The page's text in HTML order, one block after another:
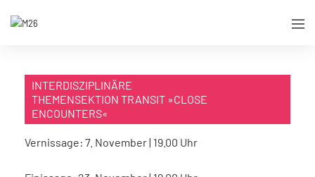
INTERDISZIPLINÄRE
THEMENSEKTION TRANSIT »CLOSE
ENCOUNTERS«
Vernissage: 7. November | 19.00 Uhr